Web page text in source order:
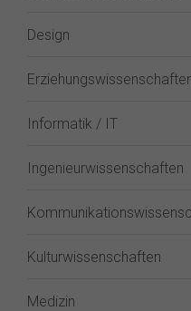
Design
Informatik / IT
Ingenieurwissenschaften
Kulturwissenschaften
Medizin